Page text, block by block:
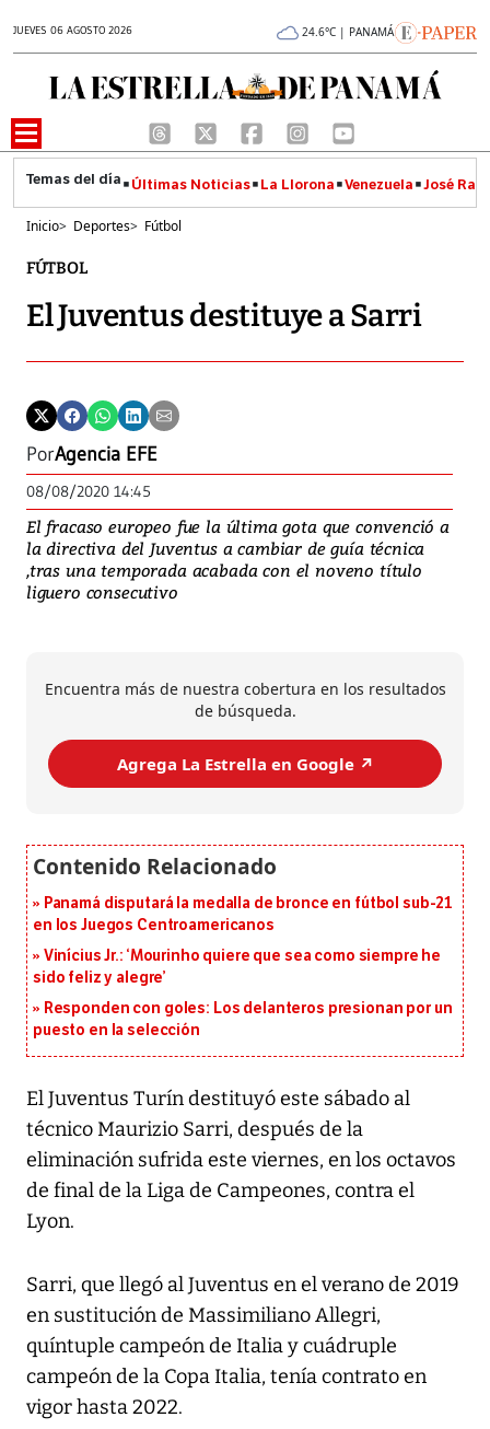
JUEVES 06 AGOSTO 2026 24.6°C | PANAMÁ
Últimas Noticias La Llorona Venezuela José
Inicio> Deportes> Fútbol
FÚTBOL
El Juventus destituye a Sarri
PorAgencia EFE
08/08/2020 14:45
El fracaso europeo fue la última gota que convenció a
la directiva del Juventus a cambiar de guía técnica
,tras una temporada acabada con el noveno título
liguero consecutivo
Encuentra más de nuestra cobertura en los resultados
de búsqueda.
Agrega La Estrella en Google ↗️
Panamá disputará la medalla de bronce en fútbol sub-21
en los Juegos Centroamericanos
Vinícius Jr.: ‘Mourinho quiere que sea como siempre he
sido feliz y alegre’
Responden con goles: Los delanteros presionan por un
puesto en la selección
El Juventus Turín destituyó este sábado al
técnico Maurizio Sarri, después de la
eliminación sufrida este viernes, en los octavos
de final de la Liga de Campeones, contra el
Lyon.
Sarri, que llegó al Juventus en el verano de 2019
en sustitución de Massimiliano Allegri,
quíntuple campeón de Italia y cuádruple
campeón de la Copa Italia, tenía contrato en
vigor hasta 2022.